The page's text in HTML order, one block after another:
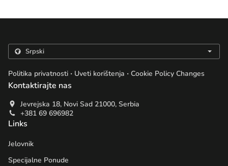
Politika privatnosti . Uveti korištenja . Cookie Policy Changes
Kontaktirajte nas
Jevrejska 18, Novi Sad 21000, Serbia
+381 69 696982
Links
Jelovnik
Specijalne Ponude